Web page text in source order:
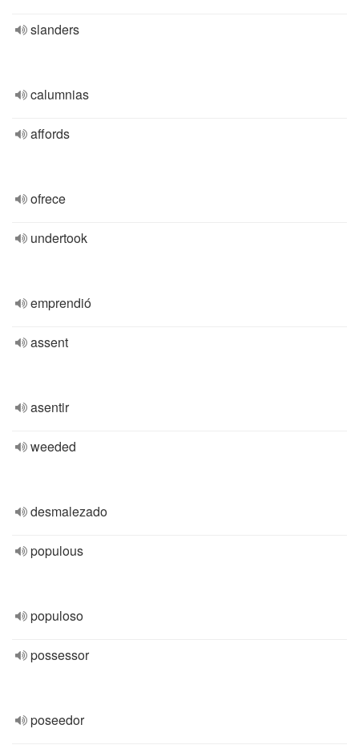
slanders
calumnias
affords
ofrece
undertook
emprendió
assent
asentir
weeded
desmalezado
populous
populoso
possessor
poseedor